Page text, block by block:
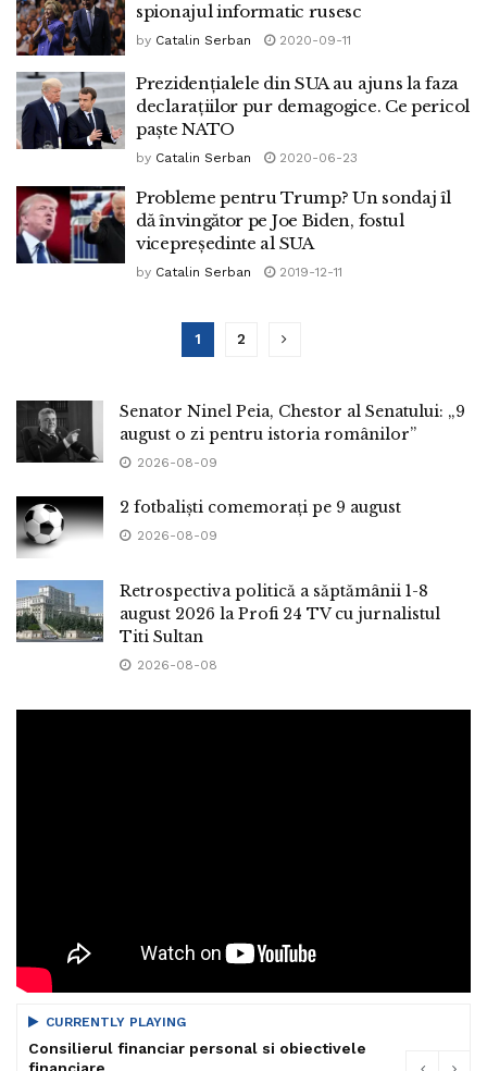
spionajul informatic rusesc
by Catalin Serban 2020-09-11
Prezidențialele din SUA au ajuns la faza
declarațiilor pur demagogice. Ce pericol
paște NATO
by Catalin Serban 2020-06-23
Probleme pentru Trump? Un sondaj îl
dă învingător pe Joe Biden, fostul
vicepreședinte al SUA
by Catalin Serban 2019-12-11
1 2
Senator Ninel Peia, Chestor al Senatului: „9
august o zi pentru istoria românilor”
2026-08-09
2 fotbaliști comemorați pe 9 august
2026-08-09
Retrospectiva politică a săptămânii 1-8
august 2026 la Profi 24 TV cu jurnalistul
Titi Sultan
2026-08-08
CURRENTLY PLAYING
Consilierul financiar personal si obiectivele